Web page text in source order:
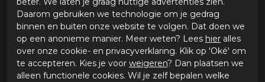
Voorbereid voor rugprotector
Verstelbaar bij taille en armen
Comfortabele herenpasvorm
Geschikt voor voorjaar en zomer
Korte verbindingsrits aanwezig
Daarom gebruiken we technologie om je gedrag
binnen en buiten onze website te volgen. Dat doen we
op een anonieme manier. Meer weten? Lees hier alles
over onze cookie- en privacyverklaring. Klik op 'Oké' om
te accepteren. Kies je voor weigeren? Dan plaatsen we
alleen functionele cookies. Wil je zelf bepalen welke